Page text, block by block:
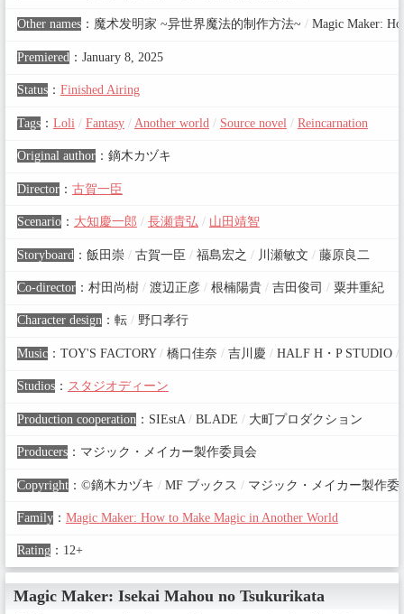
Other names： 魔术发明家 ~异世界魔法的制作方法~ /Magic Maker:
Premiered ： January 8, 2025
Status： Finished Airing
Tags： Loli / Fantasy / Another world / Source novel / Reincarnation
Original author： 鏑木カヅキ
Director： 古賀一臣
Scenario： 大知慶一郎 / 長瀬貴弘 / 山田靖智
Storyboard ： 飯田崇 /古賀一臣 /福島宏之 /川瀬敏文 /藤原良二
Co-director： 村田尚樹 /渡辺正彦 /根楠陽貴 /吉田俊司 /粟井重紀
Character design： 転 /野口孝行
Music： TOY'S FACTORY /橋口佳奈 /吉川慶 /HALF H・P STUDIO /
Studios： スタジオディーン
Production cooperation ： SIEstA /BLADE /大町プロダクション
Producers： マジック・メイカー製作委員会
Copyright： ©鏑木カヅキ /MF ブックス /マジック・メイカー製作委
Family： Magic Maker: How to Make Magic in Another World
Rating： 12+
Magic Maker: Isekai Mahou no Tsukurikata